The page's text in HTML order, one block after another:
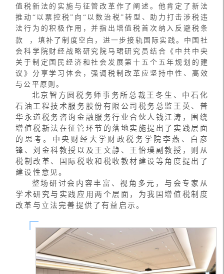
值税新法的实施与征管改革作了阐述。他肯定了新法
推动“以票控税”向“以数治税”转型、助力打击涉税违
法行为的积极作用，并指出增值税首次纳入 反避税条
款
，填补了制度空白，进一步接轨国际实践。中国社
会科学院财经战略研究院马珺研究员结合《中共中央
关于制定国民经济和社会发展第十五个五年规划的建
议》分享学习体会，强调税制改革应坚持中性、高效
与公平原则。
北京智方圆税务师事务所总裁王冬生、中石化
石油工程技术服务股份有限公司税务总监王英、普
华永道税务咨询金融服务行业合伙人钱江涛，围绕
增值税新法在征管环节的落地实施提出了实践层面
的思考。中央财经大学财政税务学院李燕、白彦
锋、刘金科教授以及王文静、王怡璞副教授，则从
税制改革、国际税收和税收教材建设等角度提出了
建设性意见。
整场研讨会内容丰富、视角多元，与会专家从
学术研究与实践应用两个层面，为我国增值税制度
改革与立法完善提供了有益启示。